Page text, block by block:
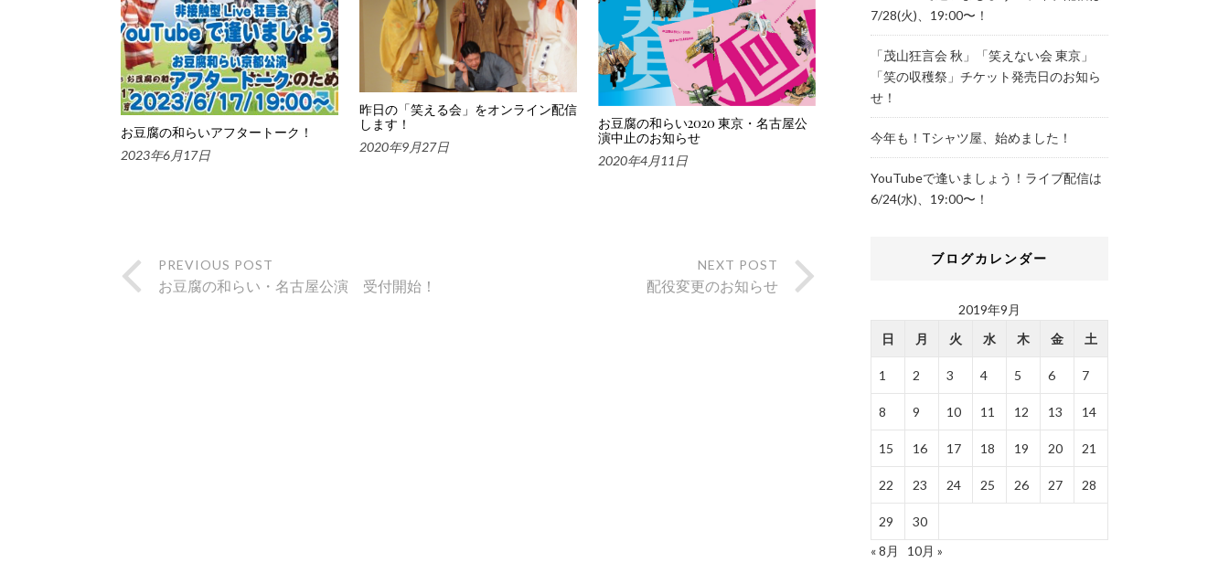
お豆腐の和らいアフタートーク！
2023年6月17日
昨日の「笑える会」をオンライン配信
します！
2020年9月27日
お豆腐の和らい2020 東京・名古屋公
演中止のお知らせ
2020年4月11日
PREVIOUS POST
お豆腐の和らい・名古屋公演 受付開始！
NEXT POST
配役変更のお知らせ
7/28(火)、19:00〜！
「茂山狂言会 秋」「笑えない会 東京」
「笑の収穫祭」チケット発売日のお知ら
せ！
今年も！Tシャツ屋、始めました！
YouTubeで逢いましょう！ライブ配信は
6/24(水)、19:00〜！
ブログカレンダー
2019年9月
日
月 火 水 木 金 土
1 2 3 4 5 6 7
8 9 10 11 12 13 14
15 16 17 18 19 20 21
22 23 24 25 26 27 28
29
30
« 8月
10月 »